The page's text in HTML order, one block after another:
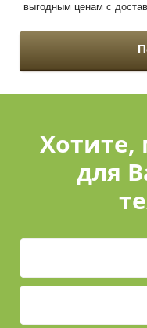
выгодным ценам с
для